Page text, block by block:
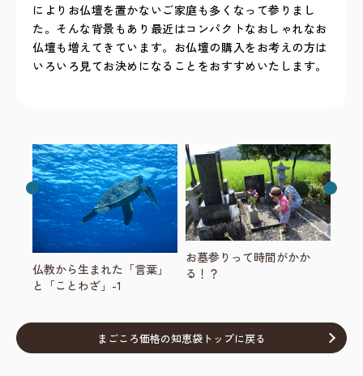
によりお仏壇を置かないご家庭も多くなって参りまし
た。そんな背景もあり最近はコンパクトなおしゃれなお
仏壇も増えてきています。お仏壇の購入をお考えの方は
いろいろ見てお決めになることをおすすめいたします。
仏教から生まれた「言葉」
と「ことわざ」-1
お墓参りって時間がかか
る！？
まごころ価格の知恵袋トップに戻る